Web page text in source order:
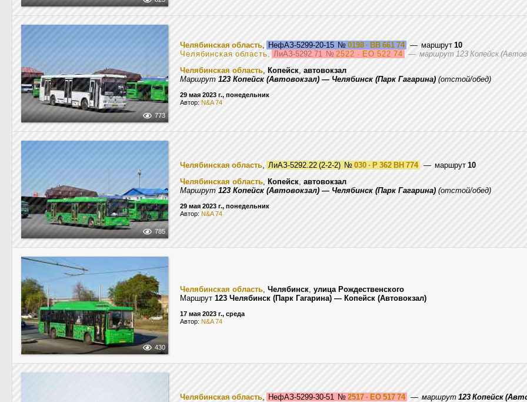
773
Челябинская область, НефАЗ-5299-20-15 № 0198 · ВВ 661 74 — маршрут 10
Челябинская область, ЛиАЗ-5292.71 № 2522 · ЕО 522 74 — маршрут 123 Копейск
Челябинская область, Копейск, автовокзал
Маршрут 123 Копейск (Автовокзал) — Челябинск (Парк Гагарина) (отстой/обед)
29 мая 2023 г., понедельник
Автор: N&A 74
785
Челябинская область, ЛиАЗ-5292.22 (2-2-2) № 030 · Р 362 ВН 774 — маршрут 10
Челябинская область, Копейск, автовокзал
Маршрут 123 Копейск (Автовокзал) — Челябинск (Парк Гагарина) (отстой/обед)
29 мая 2023 г., понедельник
Автор: N&A 74
430
Челябинская область, Челябинск, улица Рождественского
Маршрут 123 Челябинск (Парк Гагарина) — Копейск (Автовокзал)
17 мая 2023 г., среда
Автор: N&A 74
Челябинская область, НефАЗ-5299-30-51 № 2517 · ЕО 517 74 — маршрут 123 Копейск